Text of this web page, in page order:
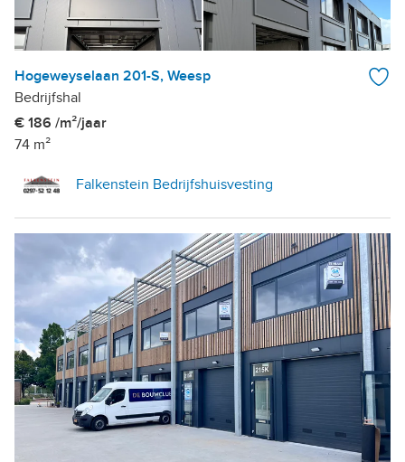
Hogeweyselaan 201-S, Weesp
Bedrijfshal
€ 186 /m²/jaar
74 m²
Falkenstein Bedrijfshuisvesting